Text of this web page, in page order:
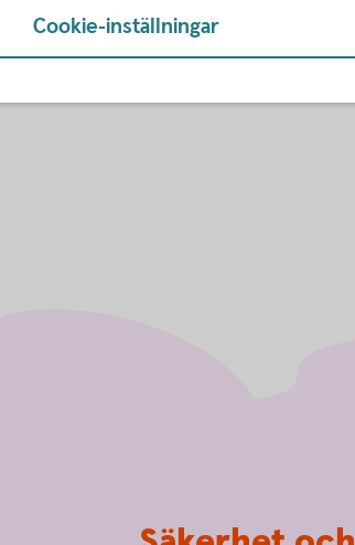
gillar hur brinner för att
är vi starka och
Cookie-inställningar